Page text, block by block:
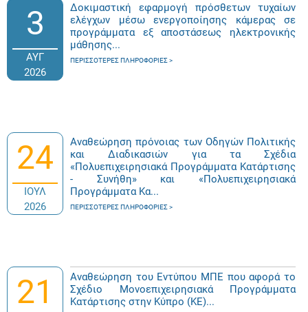
3
ΑΥΓ
2026
Δοκιμαστική εφαρμογή πρόσθετων τυχαίων
ελέγχων μέσω ενεργοποίησης κάμερας σε
προγράμματα εξ αποστάσεως ηλεκτρονικής
μάθησης...
ΠΕΡΙΣΣΌΤΕΡΕΣ ΠΛΗΡΟΦΟΡΊΕΣ
24
ΙΟΥΛ
2026
Αναθεώρηση πρόνοιας των Οδηγών Πολιτικής
και Διαδικασιών για τα Σχέδια
«Πολυεπιχειρησιακά Προγράμματα Κατάρτισης
- Συνήθη» και «Πολυεπιχειρησιακά
Προγράμματα Κα...
ΠΕΡΙΣΣΌΤΕΡΕΣ ΠΛΗΡΟΦΟΡΊΕΣ
21
Αναθεώρηση του Εντύπου ΜΠΕ που αφορά το
Σχέδιο Μονοεπιχειρησιακά Προγράμματα
Κατάρτισης στην Κύπρο (ΚΕ)...